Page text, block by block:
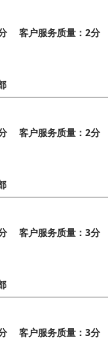
客户服务质量：2分
客户服务质量：2分
客户服务质量：3分
客户服务质量：3分